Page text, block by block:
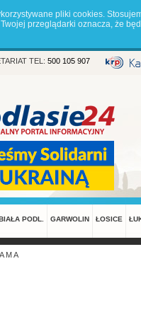
pliki cookies.
przeglądarki oznacza, że
TEL: 500 105 907
PODL. GARWOLIN ŁOSICE
M A